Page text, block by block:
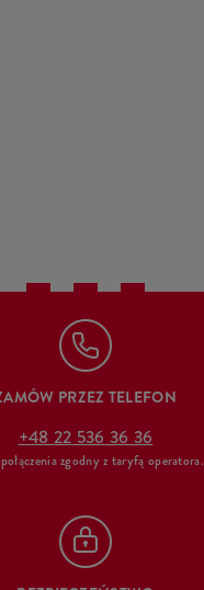
PRZEZ TELEFON
+48 22 536 36 36
zgodny z taryfą operatora.